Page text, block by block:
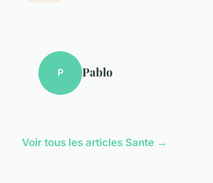
P Pablo
Voir tous les articles Sante →